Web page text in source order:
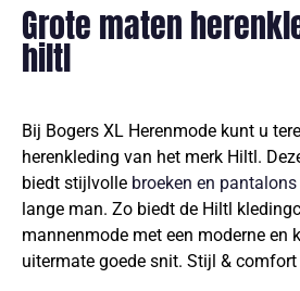
Grote maten
hiltl
Bij Bogers XL Herenmode kunt u
herenkleding van het merk Hiltl.
biedt stijlvolle broeken en pantalons
lange man. Zo biedt de Hiltl
mannenmode met een moderne en
uitermate goede snit. Stijl & comfort